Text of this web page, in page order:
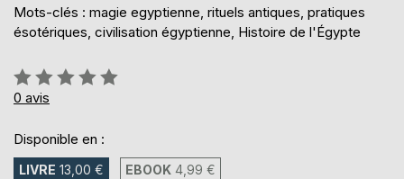
Mots-clés : magie egyptienne, rituels antiques, pratiques
ésotériques, civilisation égyptienne, Histoire de l'Égypte
Évaluation:
0%
0 avis
Disponible en :
LIVRE 13,00 € EBOOK 4,99 €